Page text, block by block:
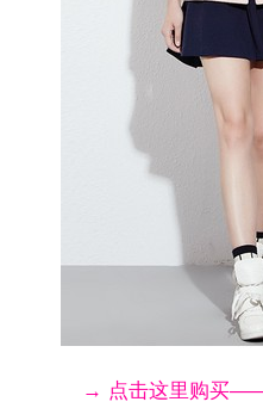
→ 点击这里购买